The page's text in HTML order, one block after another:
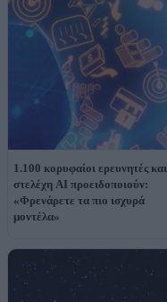
1.100 κορυφαίοι ερευνητές και
στελέχη AI προειδοποιούν:
«Φρενάρετε τα πιο ισχυρά
μοντέλα»